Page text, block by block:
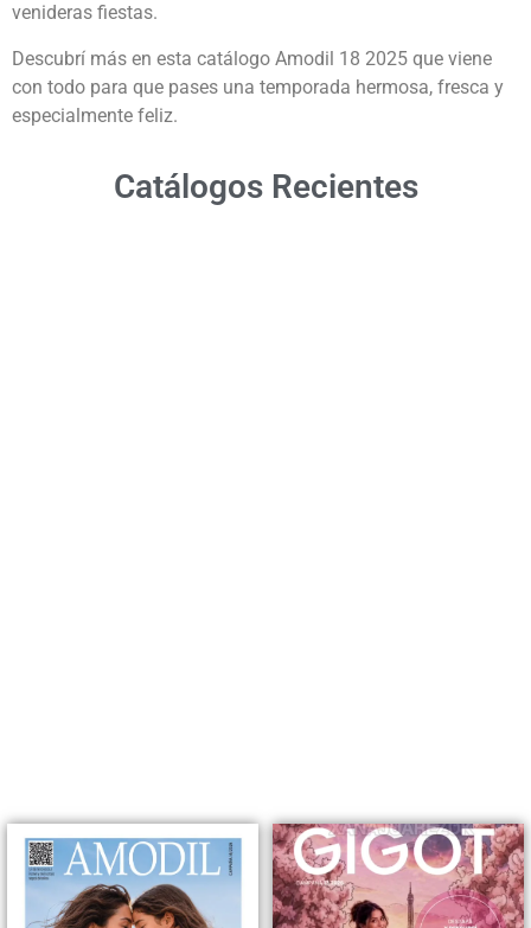
venideras fiestas.
Descubrí más en esta catálogo Amodil 18 2025 que viene
con todo para que pases una temporada hermosa, fresca y
especialmente feliz.
Catálogos Recientes